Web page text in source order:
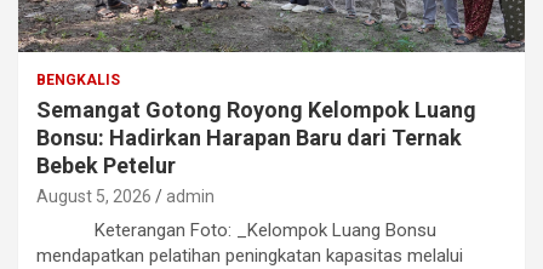
BENGKALIS
Semangat Gotong Royong Kelompok Luang
Bonsu: Hadirkan Harapan Baru dari Ternak
Bebek Petelur
August 5, 2026 admin
Keterangan Foto: _Kelompok Luang Bonsu
mendapatkan pelatihan peningkatan kapasitas melalui